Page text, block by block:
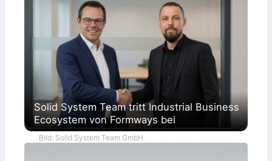
Solid System Team tritt Industrial Business
Ecosystem von Formways bei
Bild: Solid System Team GmbH